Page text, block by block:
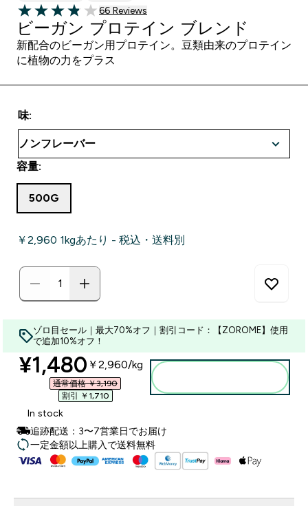
3.89 out of 5 stars
66 ＋件の口コミ
66 Reviews
ビーガン プロテイン ブレンド
新配合のビーガン用プロテイン。豆類由来のプロテイン
に植物の力をプラス
味:
容量:
500G
￥2,960‎ 1kgあたり - 税込・送料別
ゾロ目セール｜最大70%オフ｜割引コード：【ZOROME】使用
で追加10%オフ！
discounted price
¥1,480‎ ￥2,960‎/kg
通常価格 ￥3,190‎
割引 ￥1,710‎
In stock
追跡配送：3〜7営業日でお届け
一定金額以上購入で送料無料